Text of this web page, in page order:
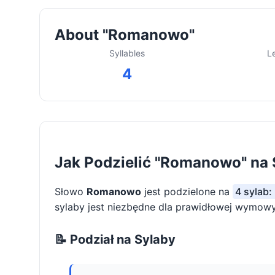
About "Romanowo"
Syllables
4
Jak Podzielić "Romanowo" na
Słowo Romanowo jest podzielone na 4 sylab:
sylaby jest niezbędne dla prawidłowej
📝 Podział na Sylaby